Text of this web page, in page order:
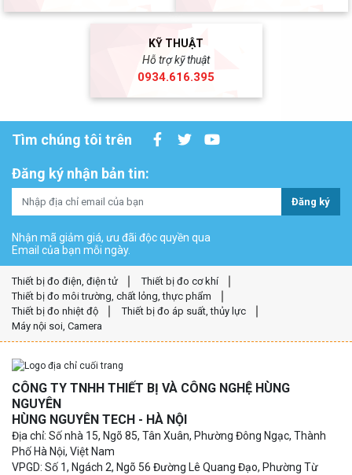
KỸ THUẬT
Hỗ trợ kỹ thuật
0934.616.395
Tìm chúng tôi trên
Đăng ký nhận bản tin:
Đăng ký
Nhận mã giảm giá, ưu đãi độc quyền qua
Email của bạn mỗi ngày.
Thiết bị đo điện, điện tử
Thiết bị đo cơ khí
Thiết bị đo môi trường, chất lỏng, thực phẩm
Thiết bị đo nhiệt độ
Thiết bị đo áp suất, thủy lực
Máy nội soi, Camera
CÔNG TY TNHH THIẾT BỊ VÀ CÔNG NGHỆ HÙNG
NGUYÊN
HÙNG NGUYÊN TECH - HÀ NỘI
Địa chỉ: Số nhà 15, Ngõ 85, Tân Xuân, Phường Đông Ngạc, Thành
Phố Hà Nội, Việt Nam
VPGD: Số 1, Ngách 2, Ngõ 56 Đường Lê Quang Đạo, Phường Từ